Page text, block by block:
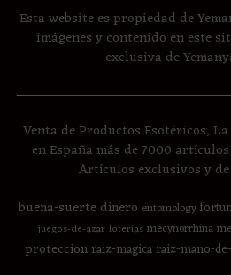
Esta website es propiedad de
imágenes y contenido en este
exclusiva de
Venta de Productos Esotéricos,
en España más de 7000
Artículos exclusivos y
buena-suertedinero entomology
juegos-de-azar loterias mecynorrhina
proteccion raiz-magica raiz-mano-